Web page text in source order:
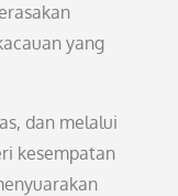
yang
dan melalui
kesempatan